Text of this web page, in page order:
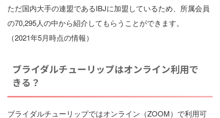
ただ国内大手の連盟であるIBJに加盟しているため、所属会員
の70,295人の中から紹介してもらうことができます。
（2021年5月時点の情報）
ブライダルチューリップはオンライン利用で
きる？
ブライダルチューリップではオンライン（ZOOM）で利用可